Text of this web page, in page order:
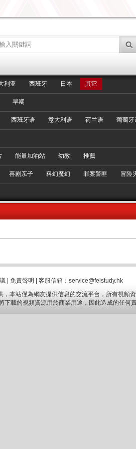
利亚 西班牙 日本 其它
早期
西班牙语 意大利语 荷兰语 葡萄牙
能量加油站 幼教 推薦
喜剧亲子 科幻魔幻 罪案警匪 冒险
免責聲明
客服信箱：service@feistudy.hk
，本站僅為網友提供信息的交流平台，所有視頻
下載的視頻資源用於商業用途，因此造成的任何責